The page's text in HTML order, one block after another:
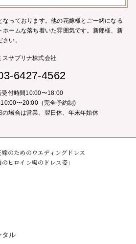
っております。他の花嫁様とご一緒になる
ホームな落ち着いた雰囲気です。新郎様、新
い。
スサブリナ株式会社
6427-4562
受付時間10:00〜18:00
〜20:00（完全予約制)
場合は営業。翌日休、年末年始休
嫁のためのウエディングドレス
のヒロイン級のドレス姿」
タル